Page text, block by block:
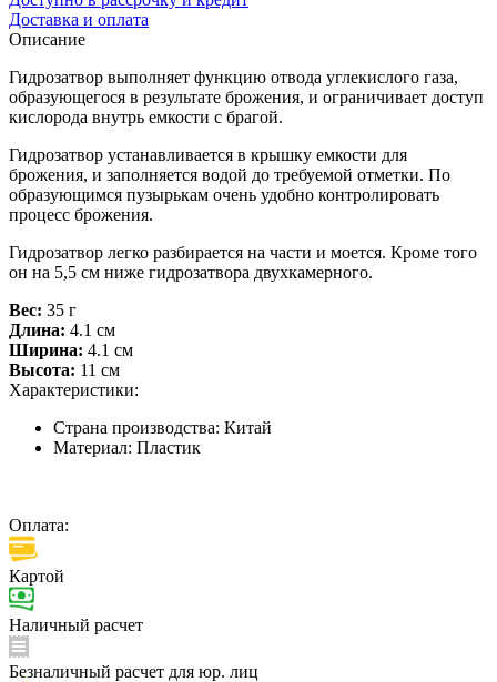
Доставка и оплата
Описание
Гидрозатвор выполняет функцию отвода углекислого газа,
образующегося в результате брожения, и ограничивает доступ
кислорода внутрь емкости с брагой.
Гидрозатвор устанавливается в крышку емкости для
брожения, и заполняется водой до требуемой отметки. По
образующимся пузырькам очень удобно контролировать
процесс брожения.
Гидрозатвор легко разбирается на части и моется. Кроме того
он на 5,5 см ниже гидрозатвора двухкамерного.
Вес: 35 г
Длина: 4.1 см
Ширина: 4.1 см
Высота: 11 см
Характеристики:
Страна производства: Китай
Материал: Пластик
Оплата:
Картой
Наличный расчет
Безналичный расчет для юр. лиц